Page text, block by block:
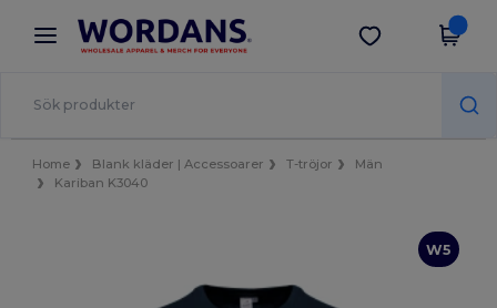
× Wordans-app
Bättre priser i appen!
Hämta app
Home Blank kläder | Accessoarer T-tröjor
Män
Kariban K3040
W5